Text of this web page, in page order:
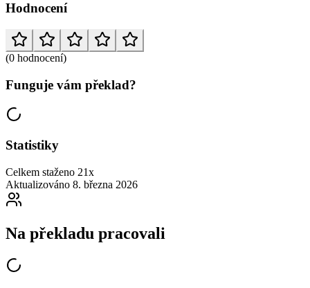
Hodnocení
(0 hodnocení)
Funguje vám překlad?
Statistiky
Celkem staženo 21x
Aktualizováno 8. března 2026
Na překladu pracovali